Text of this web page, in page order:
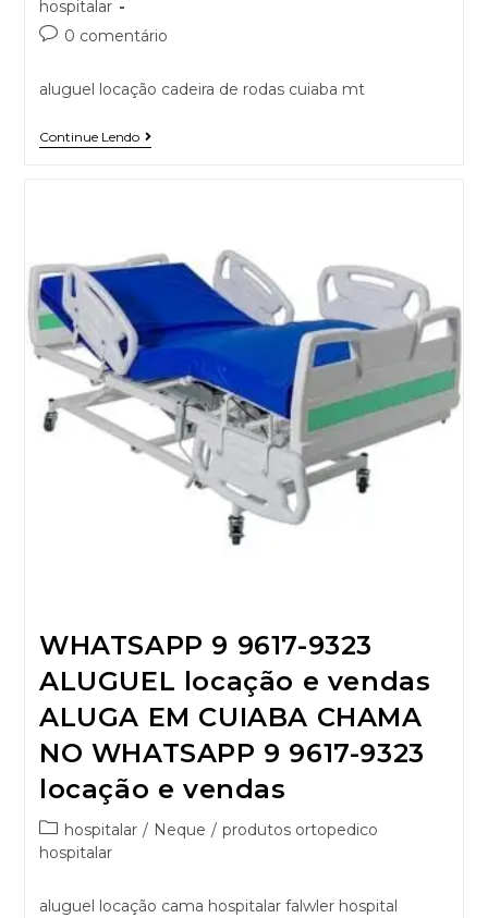
hospitalar
0 comentário
aluguel locação cadeira de rodas cuiaba mt
Continue Lendo
WHATSAPP 9 9617-9323
ALUGUEL locação e vendas
ALUGA EM CUIABA CHAMA
NO WHATSAPP 9 9617-9323
locação e vendas
hospitalar / Neque / produtos ortopedico
hospitalar
aluguel locação cama hospitalar falwler hospital